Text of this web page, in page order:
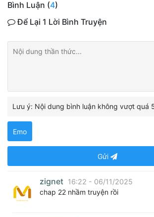
Bình Luận (4)
Để Lại 1 Lời Bình Truyện
Lưu ý: Nội dung bình luận không vượt quá
Emo
Gửi
zignet 16:22 - 06/11/2025
chap 22 nhầm truyện rồi